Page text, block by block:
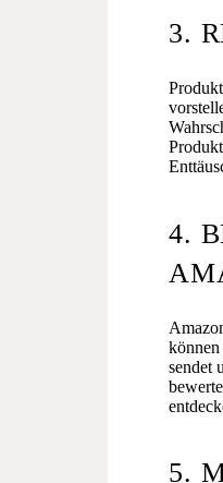
3.
4.
sendet
5.